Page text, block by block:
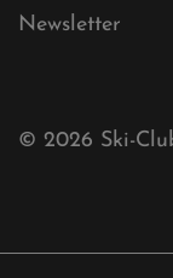
Kontaktformular